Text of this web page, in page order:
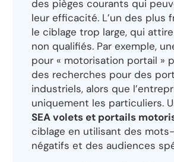
des pièges courants qui
leur efficacité. L’un des plus
le ciblage trop large, qui
non qualifiés. Par exemple,
pour « motorisation portail »
des recherches pour des
industriels, alors que
uniquement les particuliers.
SEA volets et portails
ciblage en utilisant des
négatifs et des audiences